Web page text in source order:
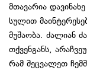
მთავარია
სულით
მუშაობა. ძალიან
თქვენგანს,
რამ შეცვალეთ